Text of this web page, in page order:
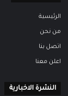
الرئيسية
من نحن
اتصل بنا
اعلن معنا
النشرة الاخبارية